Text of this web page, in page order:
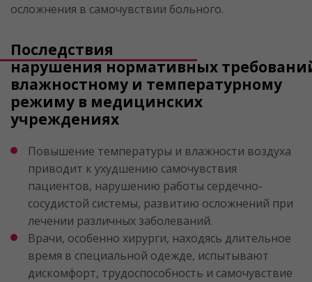
осложнения в самочувствии больного.
Последствия
нарушения нормативных
влажностному и температурному
режиму в медицинских
учреждениях
Повышение температуры и влажности воздуха
приводит к ухудшению самочувствия
пациентов, нарушению работы сердечно-
сосудистой системы, развитию осложнений при
лечении различных заболеваний.
Врачи, особенно хирурги, находясь длительное
время в специальной одежде, испытывают
дискомфорт, трудоспособность и самочувствие